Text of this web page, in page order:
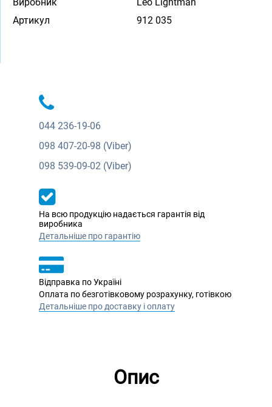
Артикул
912 035
044 236-19-06
098 407-20-98 (Viber)
098 539-09-02 (Viber)
На всю продукцію надається гарантія від
виробника
Детальніше про гарантію
Відправка по Україні
Оплата по безготівковому розрахунку, готівкою
Детальніше про доставку і оплату
Опис